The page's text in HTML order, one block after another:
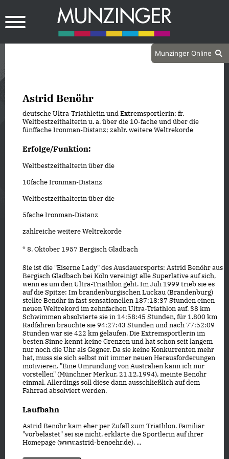
Munzinger Online
Astrid Benöhr
deutsche Ultra-Triathletin und Extremsportlerin; fr.
Weltbestzeithalterin u. a. über die 10-fache und über die
fünffache Ironman-Distanz; zahlr. weitere Weltrekorde
Erfolge/Funktion:
Weltbestzeithalterin über die
10fache Ironman-Distanz
Weltbestzeithalterin über die
5fache Ironman-Distanz
zahlreiche weitere Weltrekorde
* 8. Oktober 1957 Bergisch Gladbach
Sie ist die "Eiserne Lady" des Ausdauersports: Astrid Benöhr aus
Bergisch Gladbach bei Köln vereinigt alle Superlative auf sich,
wenn es um den Ultra-Triathlon geht. Im Juli 1999 trieb sie es
auf die Spitze: Im brandenburgischen Luckau (Brandenburg)
stellte Benöhr in fast sensationellen 187:18:37 Stunden einen
neuen Weltrekord im zehnfachen Ultra-Triathlon auf. 38 km
Schwimmen absolvierte sie in 14:58:45 Stunden, für 1.800 km
Radfahren brauchte sie 94:27:43 Stunden und nach 77:52:09
Stunden war sie 422 km gelaufen. Die Extremsportlerin im
besten Sinne kennt keine Grenzen und hat schon seit langem
nur noch die Uhr als Gegner. Da sie keine Konkurrenten mehr
hat, muss sie sich selbst mit immer neuen Herausforderungen
motivieren. "Eine Umrundung von Australien kann ich mir
vorstellen" (Münchner Merkur, 21.12.1994), meinte Benöhr
einmal. Allerdings soll diese dann ausschließlich auf dem
Fahrrad absolviert werden.
Laufbahn
Astrid Benöhr kam eher per Zufall zum Triathlon. Familiär
"vorbelastet" sei sie nicht, erklärte die Sportlerin auf ihrer
Homepage (www.astrid-benoehr.de). ...